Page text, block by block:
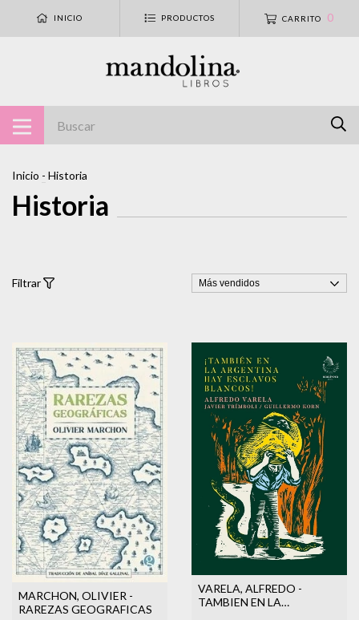
INICIO PRODUCTOS CARRITO 0
Inicio - Historia
Historia
Filtrar
MARCHON, OLIVIER -
RAREZAS GEOGRAFICAS
VARELA, ALFREDO -
TAMBIEN EN LA